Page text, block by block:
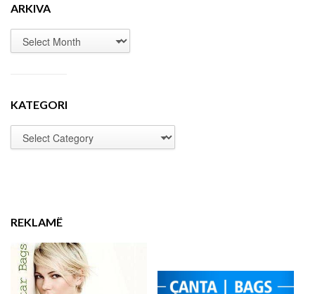
ARKIVA
KATEGORI
REKLAMË